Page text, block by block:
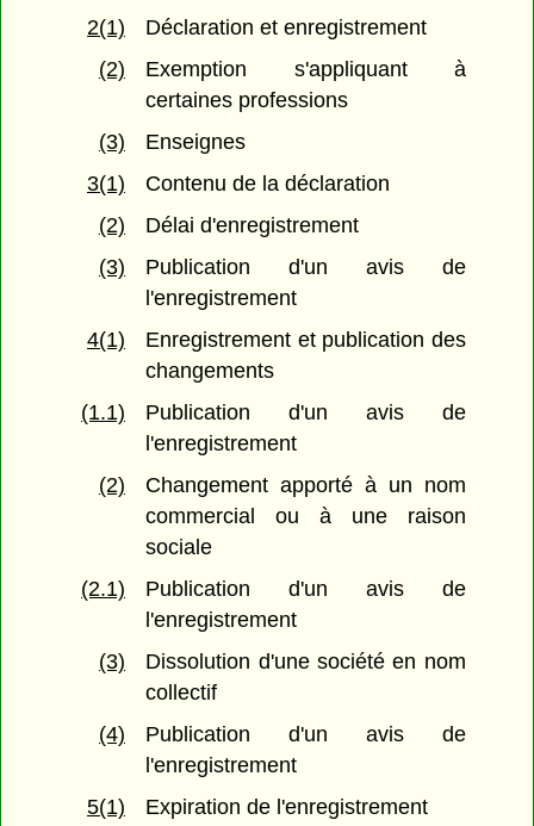
2(1)
Déclaration et enregistrement
(2)
Exemption s'appliquant à
certaines professions
(3)
Enseignes
3(1)
Contenu de la déclaration
(2)
Délai d'enregistrement
(3)
Publication d'un avis de
l'enregistrement
4(1)
Enregistrement et publication des
changements
(1.1)
Publication d'un avis de
l'enregistrement
(2)
Changement apporté à un nom
commercial ou à une raison
sociale
(2.1)
Publication d'un avis de
l'enregistrement
(3)
Dissolution d'une société en nom
collectif
(4)
Publication d'un avis de
l'enregistrement
5(1)
Expiration de l'enregistrement